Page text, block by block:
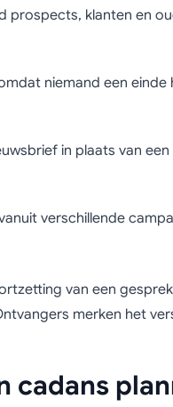
prospects, klanten en
niemand een einde
in plaats van
verschillende
van een
merken het
cadans